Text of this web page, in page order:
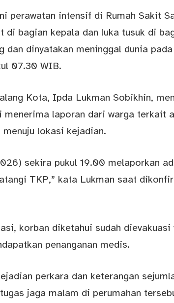
perawatan intensif di Rumah Sakit
di bagian kepala dan luka tusuk di
dan dinyatakan meninggal dunia
07.30 WIB.
Kota, Ipda Lukman Sobikhin,
laporan dari warga terkait
menuju lokasi kejadian.
sekira pukul 19.00 melaporkan
TKP,” kata Lukman saat
korban diketahui sudah dievakuasi
penanganan medis.
perkara dan keterangan
jaga malam di perumahan